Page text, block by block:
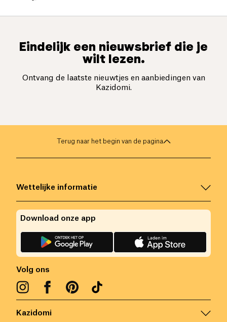
Eindelijk een nieuwsbrief die je
wilt lezen.
Ontvang de laatste nieuwtjes en aanbiedingen van
Kazidomi.
Terug naar het begin van de pagina
Kazidomi
Wettelijke informatie
Volg ons
Download onze app